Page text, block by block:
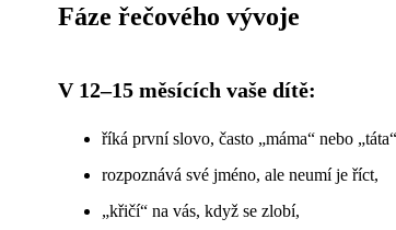
Fáze řečového vývoje
V 12–15 měsících vaše dítě:
říká první slovo, často „máma“ nebo
rozpoznává své jméno, ale neumí je říct,
„křičí“ na vás, když se zlobí,